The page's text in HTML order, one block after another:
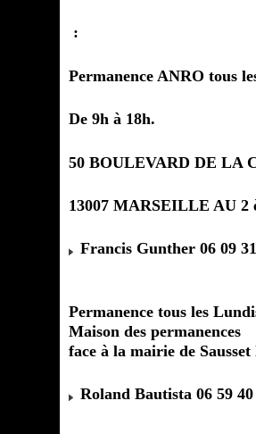
:
Permanence ANRO tous
De 9h à 18h.
50 BOULEVARD DE LA
13007 MARSEILLE AU 2
Francis Gunther 06 09
Permanence tous les
Maison des permanences
face à la mairie de Sausset
Roland Bautista 06 59 40